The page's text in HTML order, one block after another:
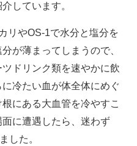
しています。
リやOS-1で水分と塩分を
が薄まってしまうので、
ドリンク類を速やかに飲
冷たい血が体全体にめぐ
にある大血管を冷やすこ
に遭遇したら、迷わず
した。